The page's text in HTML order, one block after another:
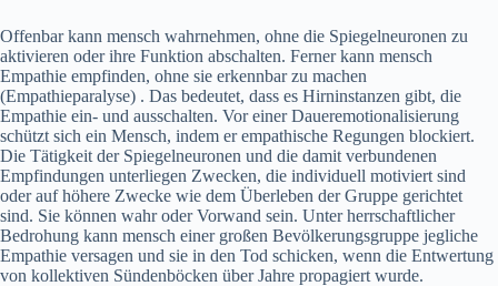
Offenbar kann mensch wahrnehmen, ohne die Spiegelneuronen zu
aktivieren oder ihre Funktion abschalten. Ferner kann mensch
Empathie empfinden, ohne sie erkennbar zu machen
(Empathieparalyse) . Das bedeutet, dass es Hirninstanzen gibt, die
Empathie ein- und ausschalten. Vor einer Daueremotionalisierung
schützt sich ein Mensch, indem er empathische Regungen blockiert.
Die Tätigkeit der Spiegelneuronen und die damit verbundenen
Empfindungen unterliegen Zwecken, die individuell motiviert sind
oder auf höhere Zwecke wie dem Überleben der Gruppe gerichtet
sind. Sie können wahr oder Vorwand sein. Unter herrschaftlicher
Bedrohung kann mensch einer großen Bevölkerungsgruppe jegliche
Empathie versagen und sie in den Tod schicken, wenn die Entwertung
von kollektiven Sündenböcken über Jahre propagiert wurde.